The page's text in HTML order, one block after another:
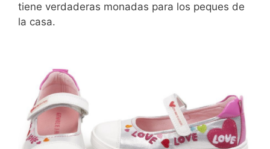
tiene verdaderas monadas para los peques de
la casa.